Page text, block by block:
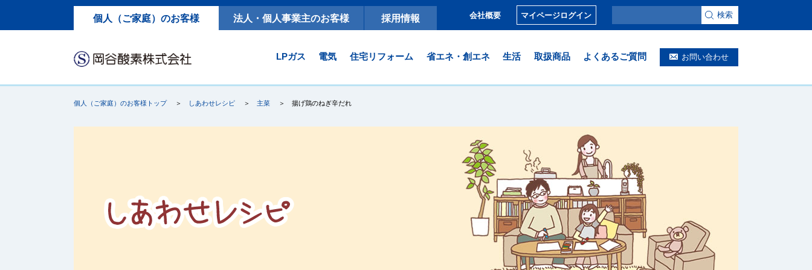
個人（ご家庭）のお客様 法人・個人事業主のお客様 採用情報 会社概要 マイページログイン 検索
LPガス 電気 住宅リフォーム 省エネ・創エネ 生活 取扱商品 よくあるご質問 お問い合わせ
個人（ご家庭）のお客様トップ しあわせレシピ 主菜 揚げ鶏のねぎ辛だれ